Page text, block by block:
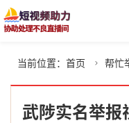
当前位置： 首页  帮忙
武陟实名举报